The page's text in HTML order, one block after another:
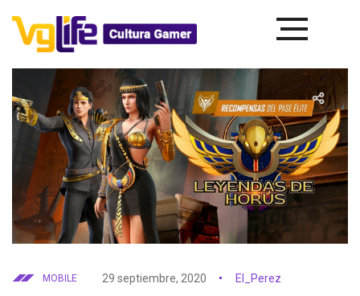
MOBILE 29 septiembre, 2020 El_Perez